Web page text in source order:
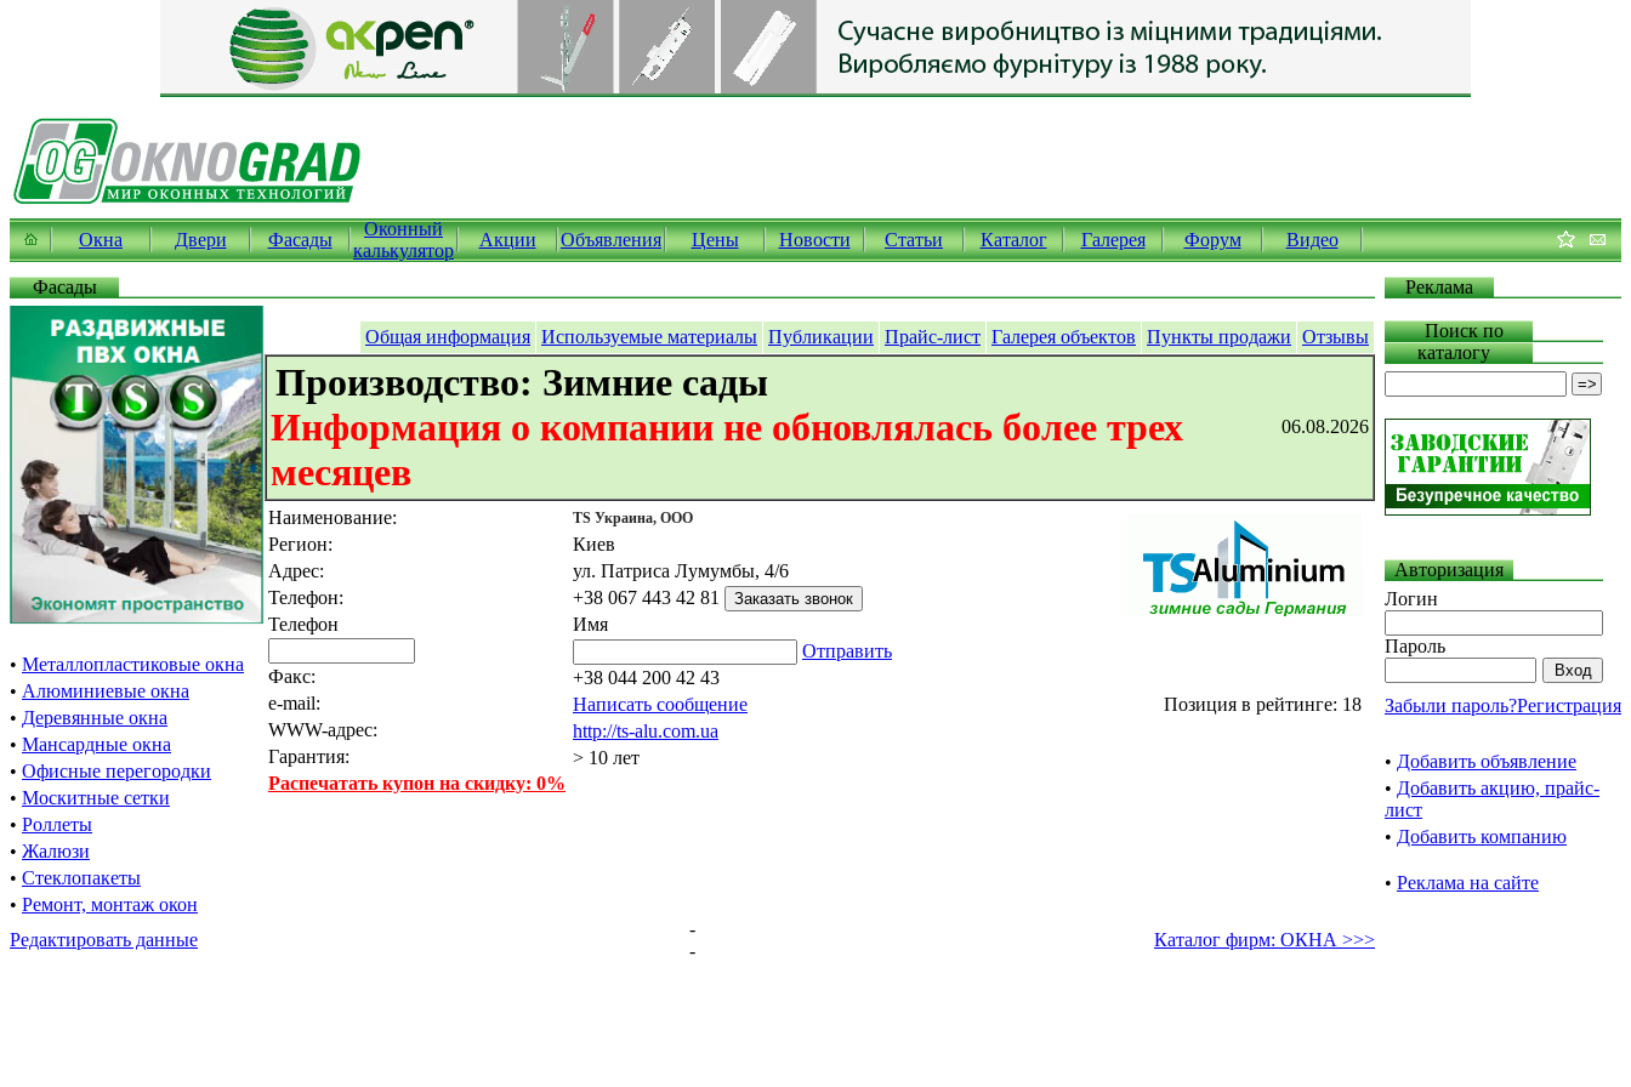
Окна Двери Фасады
Оконный
калькулятор
Акции Объявления Цены Новости Статьи Каталог Галерея Форум Видео
Фасады Реклама
• Металлопластиковые окна
• Алюминиевые окна
• Деревянные окна
• Мансардные окна
• Офисные перегородки
• Москитные сетки
• Роллеты
• Жалюзи
• Стеклопакеты
• Ремонт, монтаж окон
Общая информация Используемые материалы Публикации Прайс-лист Галерея объектов Пункты продажи Отзывы
Производство: Зимние сады
Информация о компании не обновлялась более трех
месяцев
06.08.2026
Наименование:
Регион:
Адрес:
Телефон:
Телефон
Факс:
e-mail:
WWW-адрес:
Гарантия:
Распечатать купон на скидку: 0%
TS Украина, ООО
Киев
ул. Патриса Лумумбы, 4/6
+38 067 443 42 81
Имя
Отправить
+38 044 200 42 43
Написать сообщение
http://ts-alu.com.ua
> 10 лет
Позиция в рейтинге: 18
Поиск по
каталогу
Авторизация
Логин
Пароль
Забыли пароль?Регистрация
• Добавить объявление
• Добавить акцию, прайс-
лист
• Добавить компанию
• Реклама на сайте
Редактировать данные
-
-
Каталог фирм: ОКНА >>>